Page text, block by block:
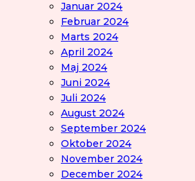
Januar 2024
Februar 2024
Marts 2024
April 2024
Maj 2024
Juni 2024
Juli 2024
August 2024
September 2024
Oktober 2024
November 2024
December 2024